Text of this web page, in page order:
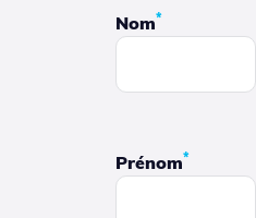
Nom*
Prénom*